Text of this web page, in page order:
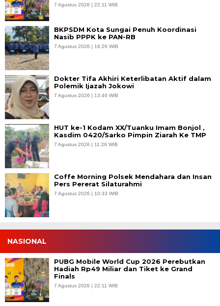
7 Agustus 2026 | 22:11 WIB
BKPSDM Kota Sungai Penuh Koordinasi
Nasib PPPK ke PAN-RB
7 Agustus 2026 | 16:26 WIB
Dokter Tifa Akhiri Keterlibatan Aktif dalam
Polemik Ijazah Jokowi
7 Agustus 2026 | 13:46 WIB
HUT ke-1 Kodam XX/Tuanku Imam Bonjol ,
Kasdim 0420/Sarko Pimpin Ziarah Ke TMP
7 Agustus 2026 | 11:26 WIB
Coffe Morning Polsek Mendahara dan Insan
Pers Pererat Silaturahmi
7 Agustus 2026 | 10:33 WIB
NASIONAL
PUBG Mobile World Cup 2026 Perebutkan
Hadiah Rp49 Miliar dan Tiket ke Grand
Finals
7 Agustus 2026 | 22:11 WIB